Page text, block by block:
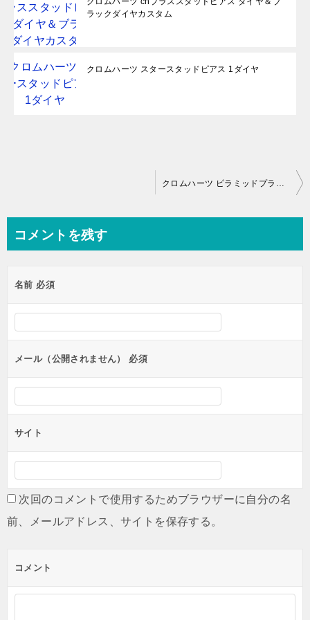
ラックダイヤカスタム
クロムハーツ スタースタッドピアス 1ダイヤ
ビ
ー
シ
ョ
ン
クロムハーツ ピラミッドプラス スタッドピアス 1ダイヤカスタム
コメントを残す
名前 必須
メール（公開されません） 必須
サイト
次回のコメントで使用するためブラウザーに自分の名
前、メールアドレス、サイトを保存する。
コメント